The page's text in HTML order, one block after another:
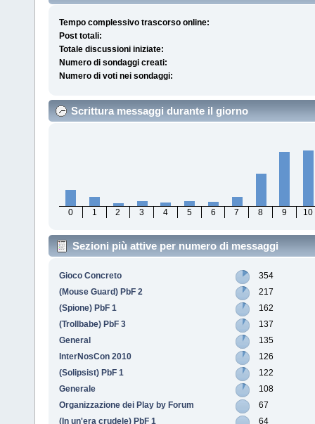
Tempo complessivo trascorso online:
Post totali:
Totale discussioni iniziate:
Numero di sondaggi creati:
Numero di voti nei sondaggi:
Scrittura messaggi durante il giorno
0 1 2 3 4 5 6 7 8 9 10
Sezioni più attive per numero di messaggi
Gioco Concreto
354
(Mouse Guard) PbF 2
217
(Spione) PbF 1
162
(Trollbabe) PbF 3
137
General
135
InterNosCon 2010
126
(Solipsist) PbF 1
122
Generale
108
Organizzazione dei Play by Forum
67
(In un'era crudele) PbF 1
64